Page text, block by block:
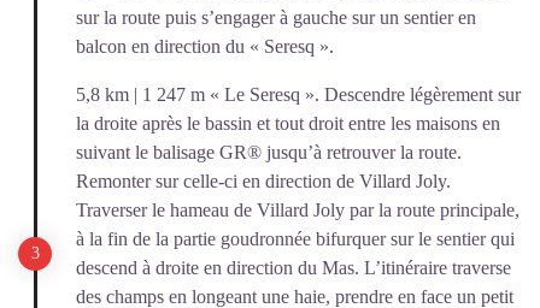
sur la route puis s’engager à gauche sur un sentier en
balcon en direction du « Seresq ».
5,8 km | 1 247 m « Le Seresq ». Descendre légèrement sur
la droite après le bassin et tout droit entre les maisons en
suivant le balisage GR® jusqu’à retrouver la route.
Remonter sur celle-ci en direction de Villard Joly.
Traverser le hameau de Villard Joly par la route principale,
à la fin de la partie goudronnée bifurquer sur le sentier qui
descend à droite en direction du Mas. L’itinéraire traverse
des champs en longeant une haie, prendre en face un petit